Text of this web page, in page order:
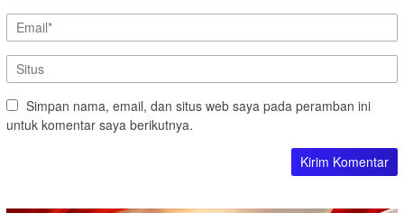
Simpan nama, email, dan situs web saya pada peramban ini
untuk komentar saya berikutnya.